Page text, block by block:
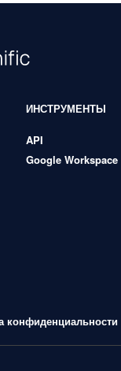
ИНСТРУМЕНТЫ
API
Google Workspace
конфиденциальности